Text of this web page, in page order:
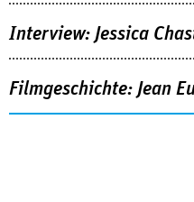
Interview: Jessica
Filmgeschichte: Jean